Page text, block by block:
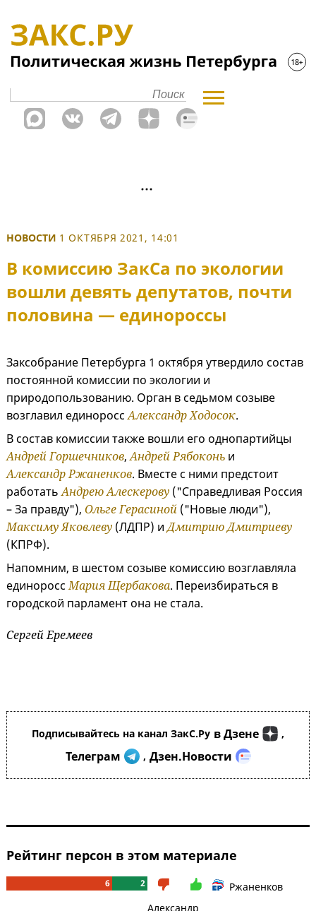
НОВОСТИ 1 ОКТЯБРЯ 2021, 14:01
В комиссию ЗакСа по экологии
вошли девять депутатов, почти
половина — единороссы
Заксобрание Петербурга 1 октября утвердило состав
постоянной комиссии по экологии и
природопользованию. Орган в седьмом созыве
возглавил единороссАлександр Ходосок.
В состав комиссии также вошли его однопартийцы
Андрей Горшечников,Андрей Рябоконь и
Александр Ржаненков. Вместе с ними предстоит
работатьАндрею Алескерову ("Справедливая Россия
– За правду"), Ольге Герасиной ("Новые люди"),
Максиму Яковлеву (ЛДПР) иДмитрию Дмитриеву
(КПРФ).
Напомним, в шестом созыве комиссию возглавляла
единороссМария Щербакова. Переизбираться в
городской парламент она не стала.
Сергей Еремеев
Подписывайтесь на канал ЗакС.Ру в Дзене ,
Телеграм , Дзен.Новости
Рейтинг персон в этом материале
6 2
Ржаненков
Александр